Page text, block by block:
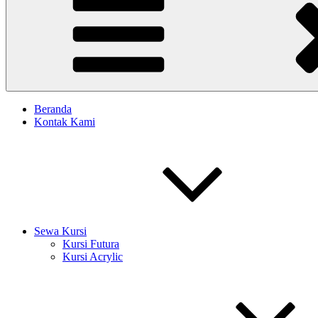
Beranda
Kontak Kami
Sewa Kursi
Kursi Futura
Kursi Acrylic